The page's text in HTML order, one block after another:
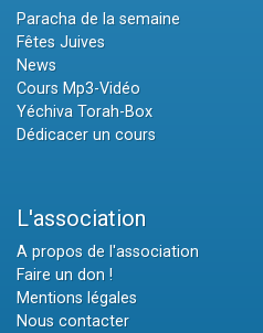
Paracha de la semaine
Fêtes Juives
News
Cours Mp3-Vidéo
Yéchiva Torah-Box
Dédicacer un cours
L'association
A propos de l'association
Faire un don !
Mentions légales
Nous contacter